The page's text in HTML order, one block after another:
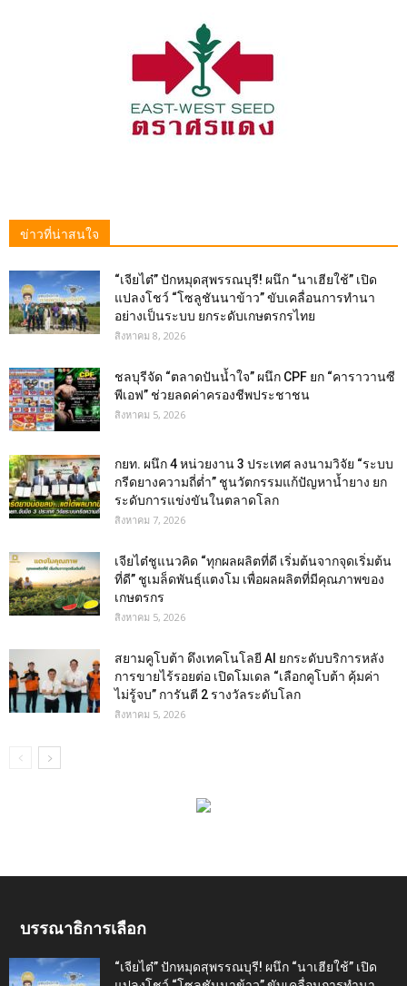
ข่าวที่น่าสนใจ
“เจียไต๋” ปักหมุดสุพรรณบุรี! ผนึก “นาเฮียใช้” เปิด
แปลงโชว์ “โซลูชันนาข้าว” ขับเคลื่อนการทำนา
อย่างเป็นระบบ ยกระดับเกษตรกรไทย
สิงหาคม 8, 2026
ชลบุรีจัด “ตลาดปันน้ำใจ” ผนึก CPF ยก “คาราวานซี
พีเอฟ” ช่วยลดค่าครองชีพประชาชน
สิงหาคม 5, 2026
กยท. ผนึก 4 หน่วยงาน 3 ประเทศ ลงนามวิจัย “ระบบ
กรีดยางความถี่ต่ำ” ชูนวัตกรรมแก้ปัญหาน้ำยาง ยก
ระดับการแข่งขันในตลาดโลก
สิงหาคม 7, 2026
เจียไต๋ชูแนวคิด “ทุกผลผลิตที่ดี เริ่มต้นจากจุดเริ่มต้น
ที่ดี” ชูเมล็ดพันธุ์แตงโม เพื่อผลผลิตที่มีคุณภาพของ
เกษตรกร
สิงหาคม 5, 2026
สยามคูโบต้า ดึงเทคโนโลยี AI ยกระดับบริการหลัง
การขายไร้รอยต่อ เปิดโมเดล “เลือกคูโบต้า คุ้มค่า
ไม่รู้จบ” การันตี 2 รางวัลระดับโลก
สิงหาคม 5, 2026
บรรณาธิการเลือก
“เจียไต๋” ปักหมุดสุพรรณบุรี! ผนึก “นาเฮียใช้” เปิด